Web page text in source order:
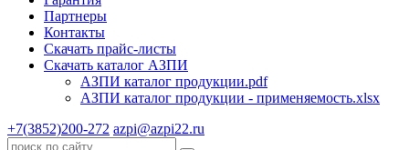
Партнеры
Контакты
Скачать прайс-листы
Скачать каталог АЗПИ
АЗПИ каталог продукции.pdf
АЗПИ каталог продукции - применяемость.xlsx
+7(3852)200-272 azpi@azpi22.ru